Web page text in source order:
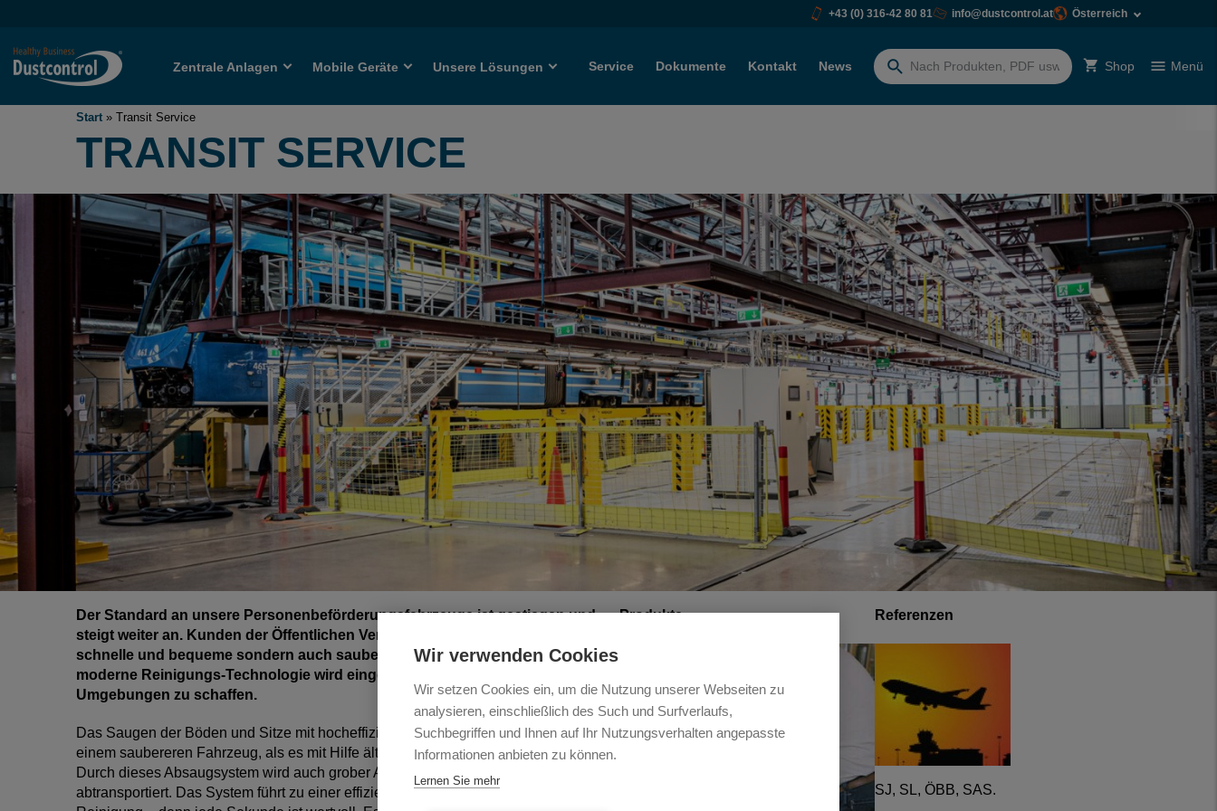
+43 (0) 316-42 80 81 info@dustcontrol.at Österreich
Zentrale Anlagen Mobile Geräte Unsere Lösungen Service Dokumente Kontakt News
Suchen
Shop Menü
Start » Transit Service
TRANSIT SERVICE
Der Standard an unsere Personenbeförderungsfahrzeuge ist gestiegen und
steigt weiter an. Kunden der Öffentlichen Verkehrsmittel erwarten nicht nur
schnelle und bequeme sondern auch saubere Züge und Busse. Unsere
moderne Reinigungs-Technologie wird eingesetzt, um diese sauberen
Umgebungen zu schaffen.
Das Saugen der Böden und Sitze mit hocheffizienten Absaugsystemen, führt zu
einem saubereren Fahrzeug, als es mit Hilfe älterer Technologien möglich war.
Durch dieses Absaugsystem wird auch grober Abfall gesammelt und
abtransportiert. Das System führt zu einer effizienteren und zeitsparenden
Produkte Referenzen
SJ, SL, ÖBB, SAS.
Wir verwenden Cookies
Wir setzen Cookies ein, um die Nutzung unserer Webseiten zu
analysieren, einschließlich des Such und Surfverlaufs,
Suchbegriffen und Ihnen auf Ihr Nutzungsverhalten angepasste
Informationen anbieten zu können.
Lernen Sie mehr